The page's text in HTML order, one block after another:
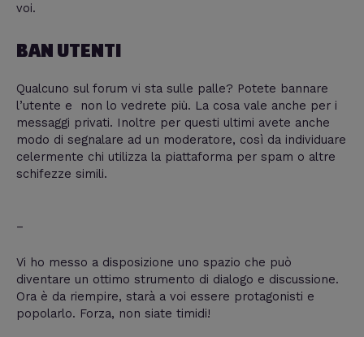
voi.
BAN UTENTI
Qualcuno sul forum vi sta sulle palle? Potete bannare
l’utente e non lo vedrete più. La cosa vale anche per i
messaggi privati. Inoltre per questi ultimi avete anche
modo di segnalare ad un moderatore, così da individuare
celermente chi utilizza la piattaforma per spam o altre
schifezze simili.
–
Vi ho messo a disposizione uno spazio che può
diventare un ottimo strumento di dialogo e discussione.
Ora è da riempire, starà a voi essere protagonisti e
popolarlo. Forza, non siate timidi!